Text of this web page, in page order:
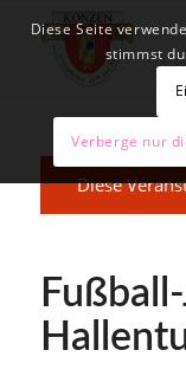
Diese
Diese Seite
stimmst
Verberge nur